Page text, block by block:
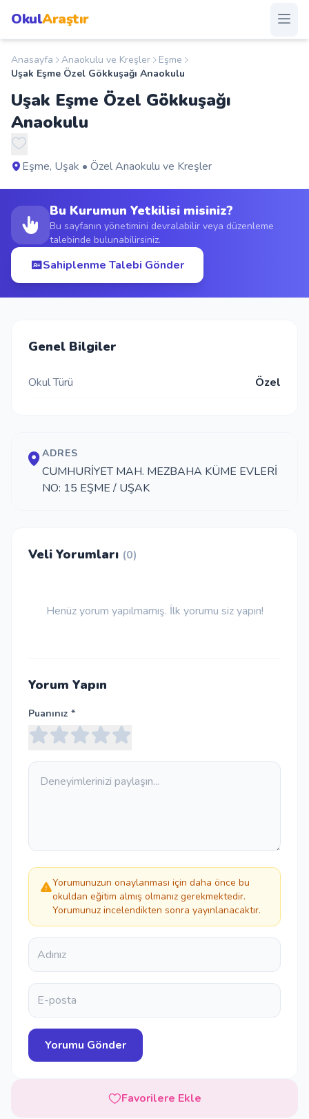
OkulAraştır
Anasayfa
Okullar
Şehirler
Duyurular
S.S.S.
Blog
Okul Ekle
Anasayfa Anaokulu ve Kreşler
Eşme
Uşak Eşme Özel Gökkuşağı Anaokulu
Uşak Eşme Özel Gökkuşağı
Anaokulu
Eşme, Uşak • Özel Anaokulu ve Kreşler
Bu Kurumun Yetkilisi misiniz?
Bu sayfanın yönetimini devralabilir veya düzenleme
talebinde bulunabilirsiniz.
Sahiplenme Talebi Gönder
Genel Bilgiler
Okul Türü Özel
ADRES
CUMHURİYET MAH. MEZBAHA KÜME EVLERİ
NO: 15 EŞME / UŞAK
Veli Yorumları (0)
Henüz yorum yapılmamış. İlk yorumu siz yapın!
Yorum Yapın
Puanınız *
Yorumunuzun onaylanması için daha önce bu
okuldan eğitim almış olmanız gerekmektedir.
Yorumunuz incelendikten sonra yayınlanacaktır.
Favorilere Ekle